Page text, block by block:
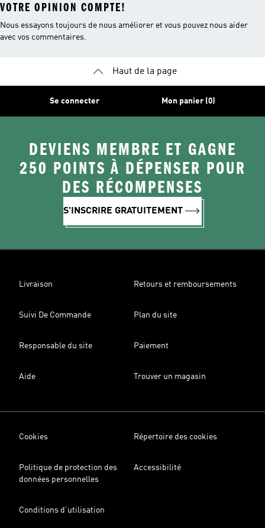
VOTRE OPINION COMPTE!
Nous essayons toujours de nous améliorer et vous pouvez nous aider
avec vos commentaires.
Haut de la page
Se connecter Mon panier (0)
DEVIENS MEMBRE ET GAGNE
250 POINTS À DÉPENSER POUR
DES RÉCOMPENSES
S'INSCRIRE GRATUITEMENT
Livraison Retours et remboursements
Suivi De Commande Plan du site
Responsable du site Paiement
Aide Trouver un magasin
Cookies Répertoire des cookies
Politique de protection des
données personnelles
Accessibilité
Conditions d’utilisation